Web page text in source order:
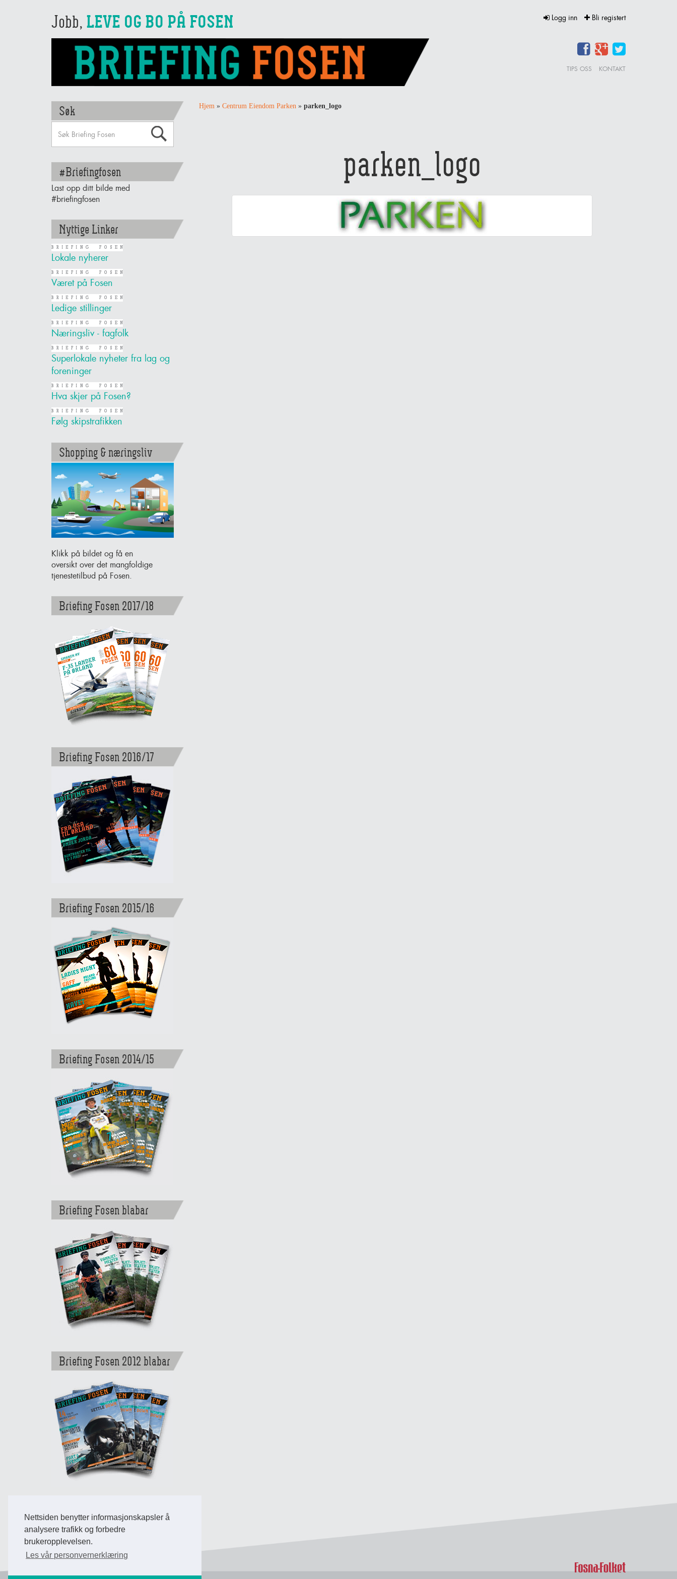
Nettsiden benytter informasjonskapsler å
analysere trafikk og forbedre
brukeropplevelsen.
Les vår personvernerklæring
Jobb, LEVE OG BO PÅ FOSEN Logg inn Bli registert
TIPS OSS KONTAKT
Søk
#Briefingfosen
Last opp ditt bilde med
#briefingfosen
Nyttige Linker
Lokale nyherer
Været på Fosen
Ledige stillinger
Næringsliv - fagfolk
Superlokale nyheter fra lag og
foreninger
Hva skjer på Fosen?
Følg skipstrafikken
Shopping & næringsliv
Klikk på bildet og få en
oversikt over det mangfoldige
tjenestetilbud på Fosen.
Briefing Fosen 2017/18
Briefing Fosen 2016/17
Briefing Fosen 2015/16
Briefing Fosen 2014/15
Briefing Fosen blabar
Briefing Fosen 2012 blabar
Hjem» Centrum Eiendom Parken» parken_logo
parken_logo
Back to Top